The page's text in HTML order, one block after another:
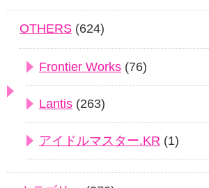
OTHERS (624)
Frontier Works (76)
Lantis (263)
アイドルマスター.KR (1)